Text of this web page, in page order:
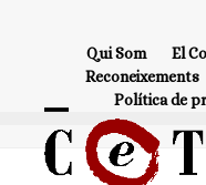
Qui Som El
Reconeixements
Política de
Open
mobile
Close
mobile